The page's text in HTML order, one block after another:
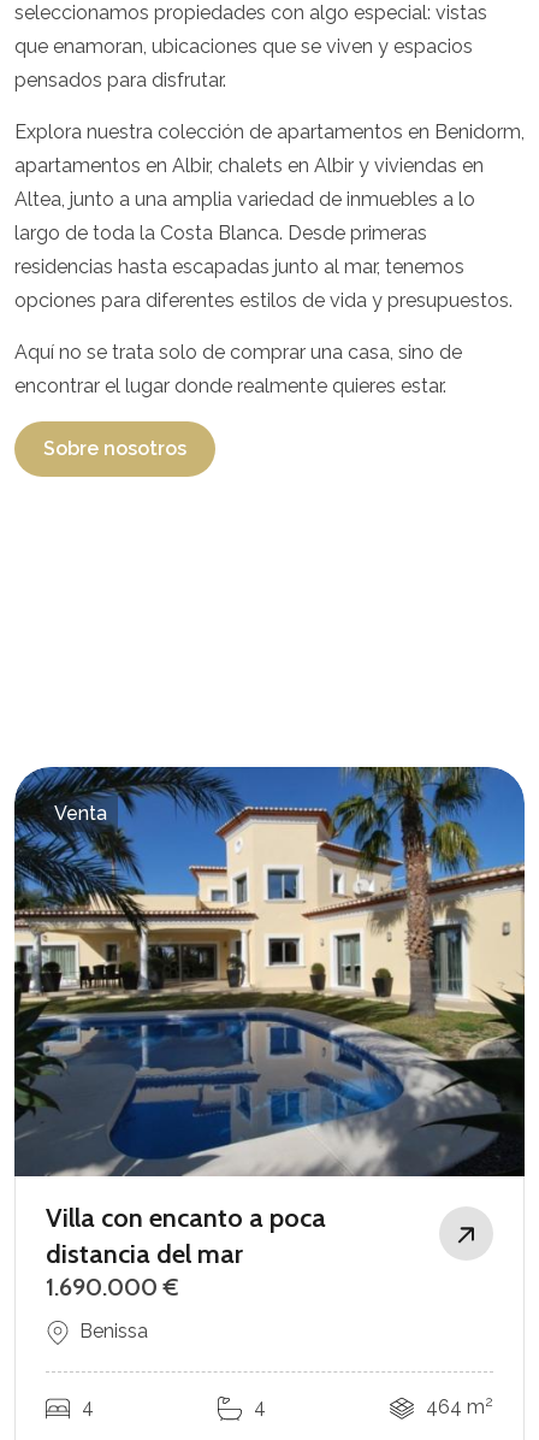
seleccionamos propiedades con algo especial: vistas
que enamoran, ubicaciones que se viven y espacios
pensados para disfrutar.
Explora nuestra colección de apartamentos en Benidorm,
apartamentos en Albir, chalets en Albir y viviendas en
Altea, junto a una amplia variedad de inmuebles a lo
largo de toda la Costa Blanca. Desde primeras
residencias hasta escapadas junto al mar, tenemos
opciones para diferentes estilos de vida y presupuestos.
Aquí no se trata solo de comprar una casa, sino de
encontrar el lugar donde realmente quieres estar.
Sobre nosotros
Venta
Villa con encanto a poca
distancia del mar
1.690.000 €
Benissa
4 4 464 m2